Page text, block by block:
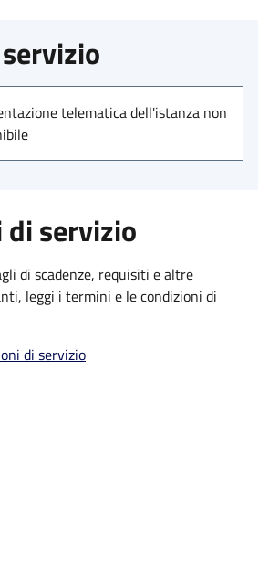
telematica dell'istanza non
di servizio
di scadenze, requisiti e altre
leggi i termini e le condizioni di
di servizio